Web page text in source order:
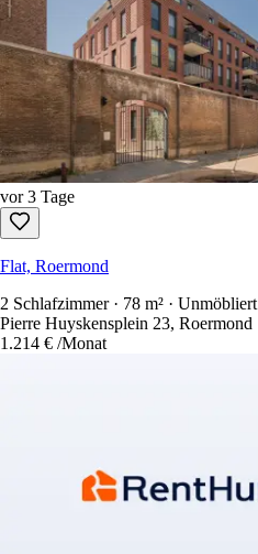
vor 3 Tage
Flat, Roermond
2 Schlafzimmer · 78 m² · Unmöbliert
Pierre Huyskensplein 23, Roermond
1.214 € /Monat